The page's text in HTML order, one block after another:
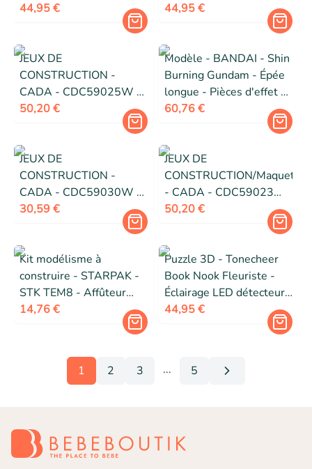
Bois - 184 pièces - LED
détecteur de mouvement
44,95 €
Éclairage LED détecteur
de mouvement - 130
pièces
44,95 €
JEUX DE
CONSTRUCTION -
CADA - CDC59025W -
795 pièces - Hauteur 61
cm - Fleurs décoratives
sans arrosage
50,20 €
Modèle - BANDAI - Shin
Burning Gundam - Épée
longue - Pièces d'effet -
Mains interchangeables
60,76 €
JEUX DE
CONSTRUCTION -
CADA - CDC59030W -
187 pièces - ~27 cm -
Fleurs décoratives sans
arrosage
30,59 €
JEUX DE
CONSTRUCTION/Maquette
- CADA - CDC59023W
- Art Printemps - 613
pièces - 3 agencements
50,20 €
Kit modélisme à
construire - STARPAK -
STK TEM8 - Affûteur
manivelle hélicoptère - 1
14,76 €
Puzzle 3D - Tonecheer
Book Nook Fleuriste -
Éclairage LED détecteur
de mouvement -
Contreplaqué FSC - 288
44,95 €
1 2 3 ...More pages
5